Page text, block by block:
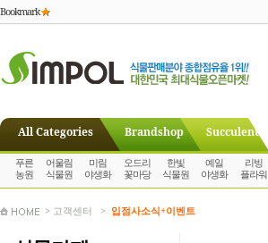
Bookmark
All Categories Brandshop Succulent
푸른
농원
어울림
식물원
미림
야생화
오드리
꽃마당
한빛
식물원
예일
야생화
리빙
플라워
> 고객센터 > 입점사소식+이벤트